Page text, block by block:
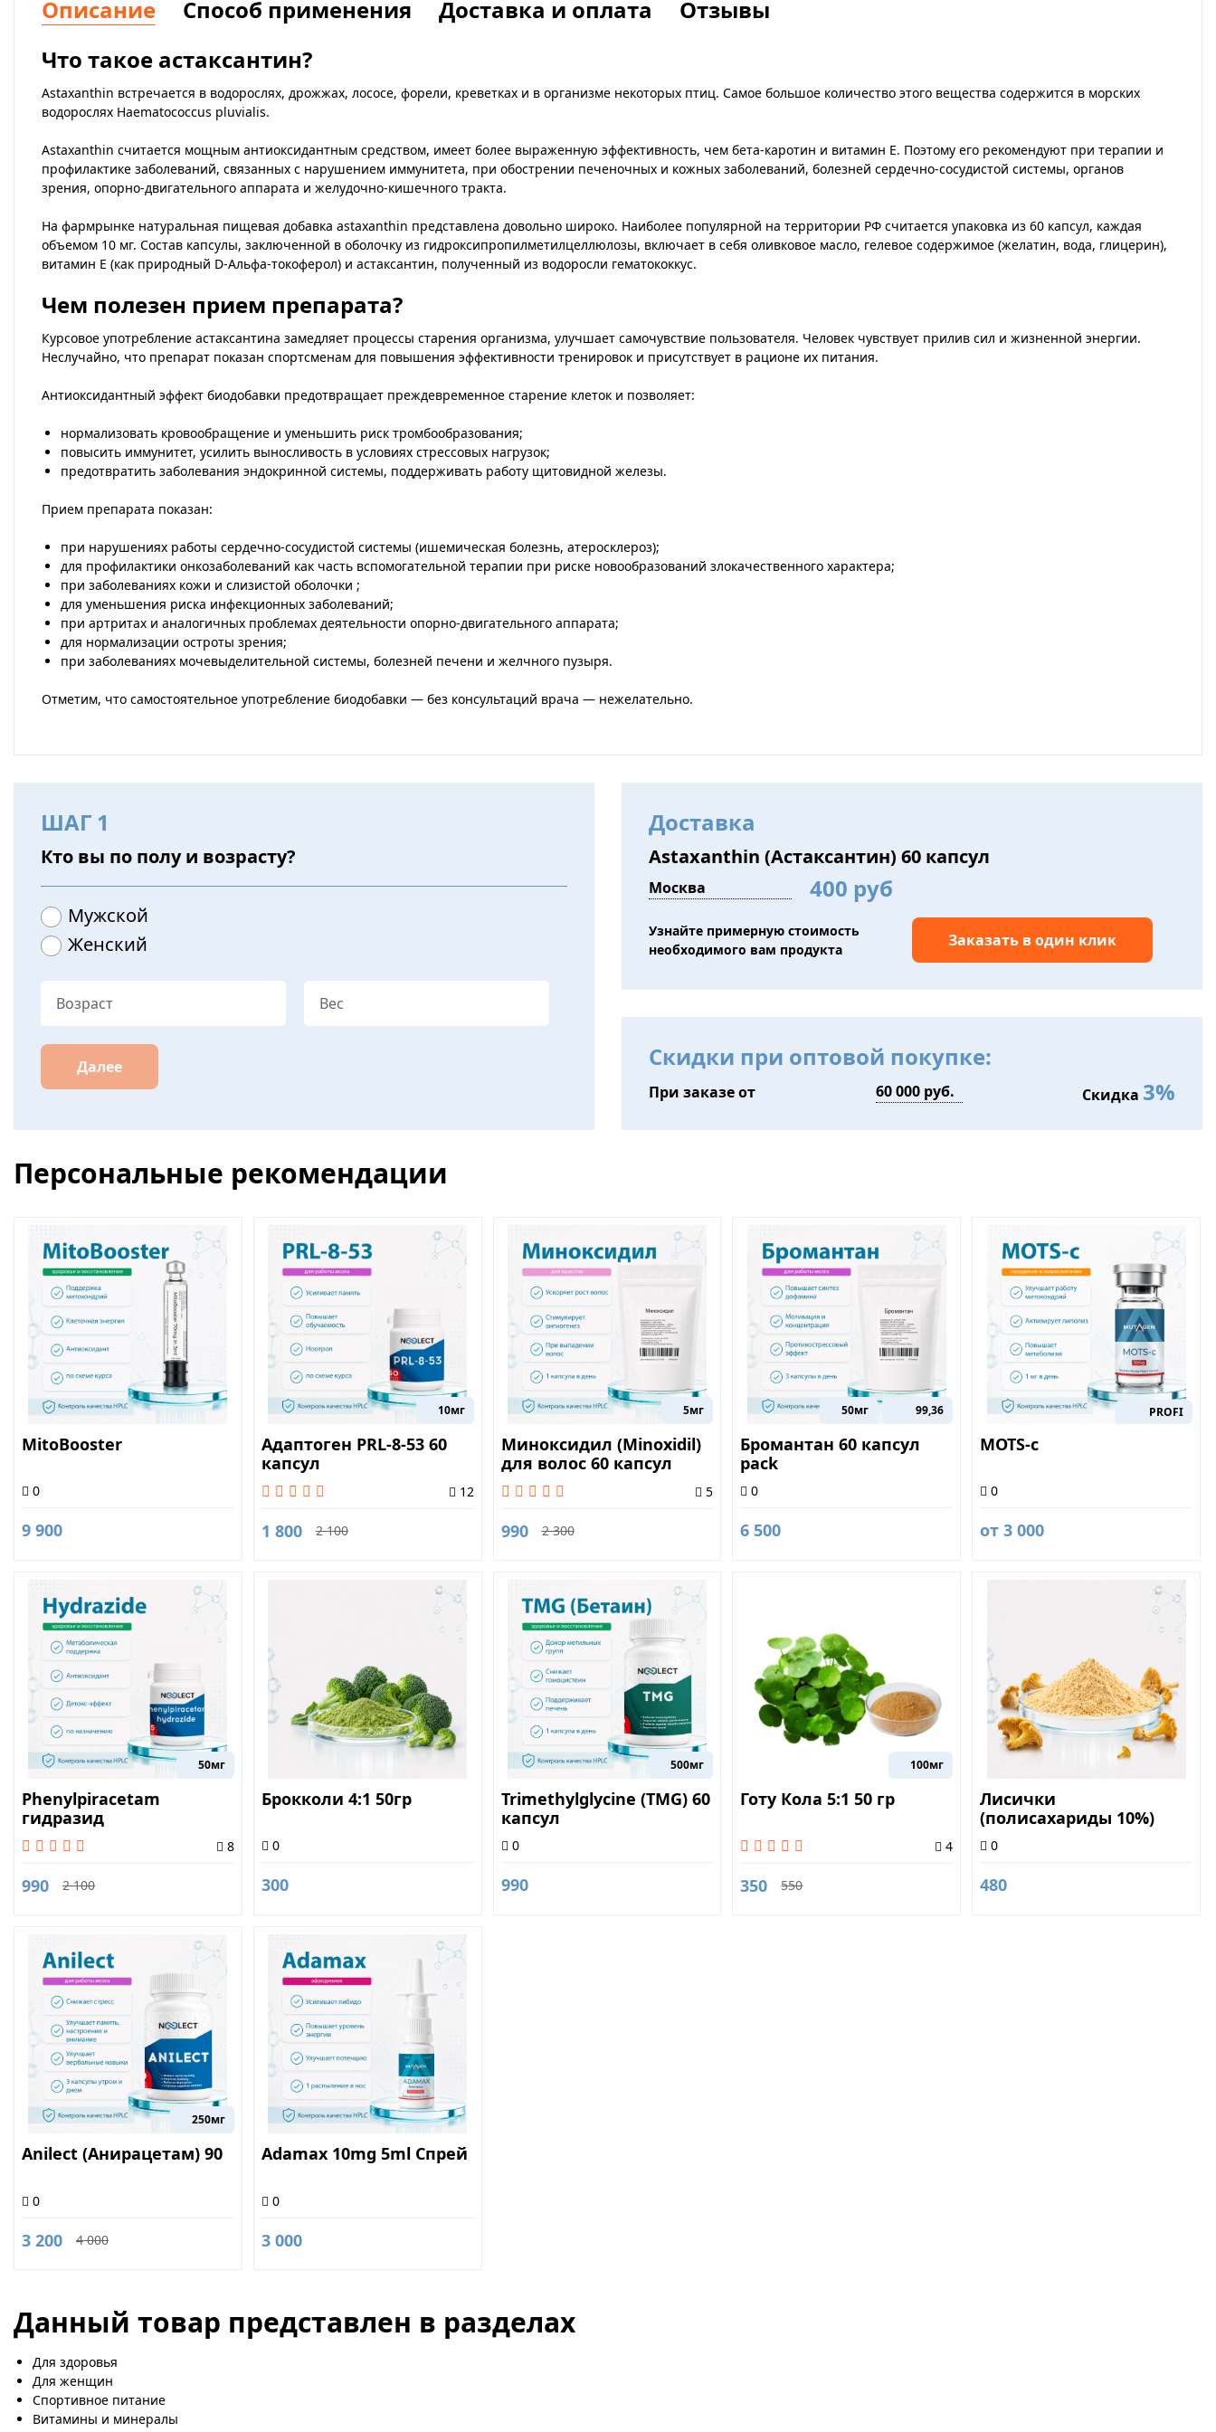
Описание Способ применения Доставка и оплата
Отзывы
Что такое астаксантин?
Astaxanthin встречается в водорослях, дрожжах, лососе, форели, креветках и в организме некоторых птиц. Самое большое количество этого вещества содержится в морских
водорослях Haematococcus pluvialis.
Astaxanthin считается мощным антиоксидантным средством, имеет более выраженную эффективность, чем бета-каротин и витамин Е. Поэтому его рекомендуют при терапии и
профилактике заболеваний, связанных с нарушением иммунитета, при обострении печеночных и кожных заболеваний, болезней сердечно-сосудистой системы, органов
зрения, опорно-двигательного аппарата и желудочно-кишечного тракта.
На фармрынке натуральная пищевая добавка astaxanthin представлена довольно широко. Наиболее популярной на территории РФ считается упаковка из 60 капсул, каждая
объемом 10 мг. Состав капсулы, заключенной в оболочку из гидроксипропилметилцеллюлозы, включает в себя оливковое масло, гелевое содержимое (желатин, вода, глицерин),
витамин Е (как природный D-Альфа-токоферол) и астаксантин, полученный из водоросли гематококкус.
Чем полезен прием препарата?
Курсовое употребление астаксантина замедляет процессы старения организма, улучшает самочувствие пользователя. Человек чувствует прилив сил и жизненной энергии.
Неслучайно, что препарат показан спортсменам для повышения эффективности тренировок и присутствует в рационе их питания.
Антиоксидантный эффект биодобавки предотвращает преждевременное старение клеток и позволяет:
нормализовать кровообращение и уменьшить риск тромбообразования;
повысить иммунитет, усилить выносливость в условиях стрессовых нагрузок;
предотвратить заболевания эндокринной системы, поддерживать работу щитовидной железы.
Прием препарата показан:
при нарушениях работы сердечно-сосудистой системы (ишемическая болезнь, атеросклероз);
для профилактики онкозаболеваний как часть вспомогательной терапии при риске новообразований злокачественного характера;
при заболеваниях кожи и слизистой оболочки ;
для уменьшения риска инфекционных заболеваний;
при артритах и аналогичных проблемах деятельности опорно-двигательного аппарата;
для нормализации остроты зрения;
при заболеваниях мочевыделительной системы, болезней печени и желчного пузыря.
Отметим, что самостоятельное употребление биодобавки — без консультаций врача — нежелательно.
ШАГ 1
Кто вы по полу и возрасту?
Мужской
Женский
Далее
Доставка
Astaxanthin (Астаксантин) 60 капсул
400 руб
Узнайте примерную стоимость
необходимого вам продукта
Заказать в один клик
Скидки при оптовой покупке:
При заказе от Скидка 3%
Персональные рекомендации
MitoBooster
0
9 900
10мг
Адаптоген PRL-8-53 60
капсул
12
1 800 2 100
5мг
Миноксидил (Minoxidil)
для волос 60 капсул
5
990 2 300
50мг 99,36
Бромантан 60 капсул
pack
0
6 500
PROFI
MOTS-c
0
от 3 000
50мг
Phenylpiracetam
гидразид
(Phenylpiracetam
Hydrazide) 25капсул
8
990 2 100
Брокколи 4:1 50гр
0
300
500мг
Trimethylglycine (TMG) 60
капсул
0
990
100мг
Готу Кола 5:1 50 гр
4
350 550
Лисички
(полисахариды 10%)
50гр
0
480
250мг
Anilect (Анирацетам) 90
0
3 200 4 000
Adamax 10mg 5ml Спрей
0
3 000
Данный товар представлен в разделах
Для здоровья
Для женщин
Спортивное питание
Витамины и минералы